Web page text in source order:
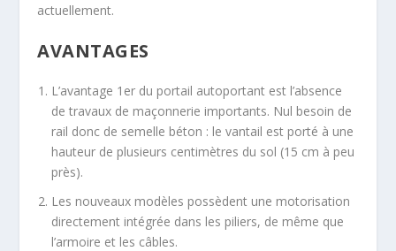
actuellement.
AVANTAGES
L’avantage 1er du portail autoportant est l’absence
de travaux de maçonnerie importants. Nul besoin de
rail donc de semelle béton : le vantail est porté à une
hauteur de plusieurs centimètres du sol (15 cm à peu
près).
Les nouveaux modèles possèdent une motorisation
directement intégrée dans les piliers, de même que
l’armoire et les câbles.